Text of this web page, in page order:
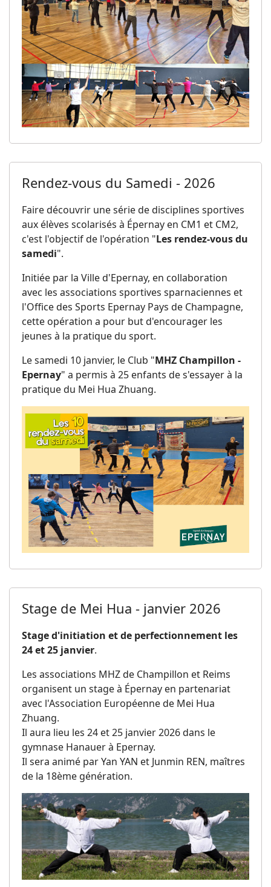
Rendez-vous du Samedi - 2026
Faire découvrir une série de disciplines sportives
aux élèves scolarisés à Épernay en CM1 et CM2,
c'est l'objectif de l'opération "Les rendez-vous du
samedi".
Initiée par la Ville d'Epernay, en collaboration
avec les associations sportives sparnaciennes et
l'Office des Sports Epernay Pays de Champagne,
cette opération a pour but d'encourager les
jeunes à la pratique du sport.
Le samedi 10 janvier, le Club "MHZ Champillon -
Epernay" a permis à 25 enfants de s'essayer à la
pratique du Mei Hua Zhuang.
Stage de Mei Hua - janvier 2026
Stage d'initiation et de perfectionnement les
24 et 25 janvier.
Les associations MHZ de Champillon et Reims
organisent un stage à Épernay en partenariat
avec l'Association Européenne de Mei Hua
Zhuang.
Il aura lieu les 24 et 25 janvier 2026 dans le
gymnase Hanauer à Epernay.
Il sera animé par Yan YAN et Junmin REN, maîtres
de la 18ème génération.